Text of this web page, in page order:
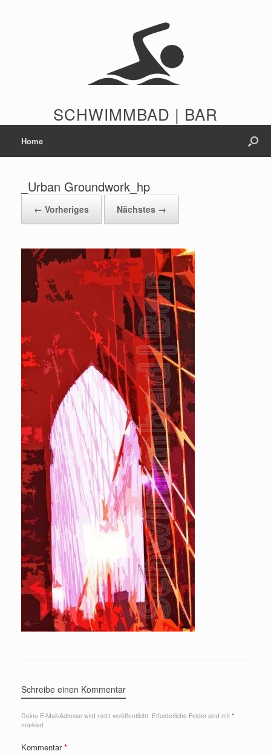
SCHWIMMBAD | BAR
Home
_Urban Groundwork_hp
← Vorheriges Nächstes →
Schreibe einen Kommentar
Deine E-Mail-Adresse wird nicht veröffentlicht. Erforderliche Felder sind mit *
markiert
Kommentar*